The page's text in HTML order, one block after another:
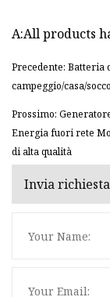
A:All products
Precedente: Batteria
campeggio/casa/
Prossimo:
Energia fuori rete
di alta qualità
Invia richiesta